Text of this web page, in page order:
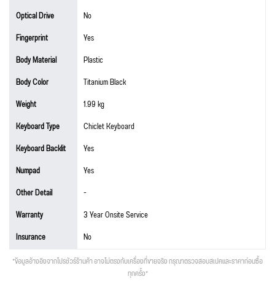
Optical Drive
No
Fingerprint
Yes
Body Material
Plastic
Body Color
Titanium Black
Weight
1.99 kg
Keyboard Type
Chiclet Keyboard
Keyboard Backlit
Yes
Numpad
Yes
Other Detail
-
Warranty
3 Year Onsite Service
Insurance
No
*ข้อมูลอ้างอิงจากโปรชัวร์ร้านค้า อาจไม่ตรงกับเครื่องที่ขายจริง กรุณาตรวจสอบสเปคและราคาก่อนซื้อ
ทุกครั้ง*